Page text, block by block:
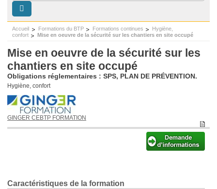
Accueil Formations du BTP Formations continues
Hygiène,
confort
Mise en oeuvre de la sécurité sur les chantiers en site occupé
Mise en oeuvre de la sécurité sur les
chantiers en site occupé
Obligations réglementaires : SPS, PLAN DE PRÉVENTION.
Hygiène, confort
GINGER CEBTP FORMATION
Caractéristiques de la formation